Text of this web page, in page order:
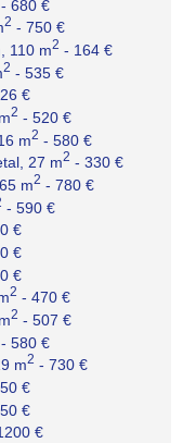
- 680 €
2 - 750 €
110 m2 - 164 €
2 - 535 €
€
2 - 520 €
m2 - 580 €
27 m2 - 330 €
m2 - 780 €
- 590 €
€
€
€
2 - 470 €
2 - 507 €
- 580 €
m2 - 730 €
€
€
€